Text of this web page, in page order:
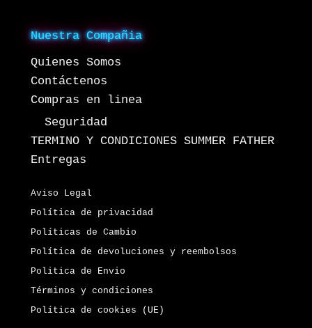
Nuestra Compañia
Quienes Somos
Contáctenos
Compras en linea
Seguridad
TERMINO Y CONDICIONES SUMMER FATHER
Entregas
Aviso Legal
Política de privacidad
Políticas de Cambio
Política de devoluciones y reembolsos
Politica de Envio
Términos y condiciones
Política de cookies (UE)